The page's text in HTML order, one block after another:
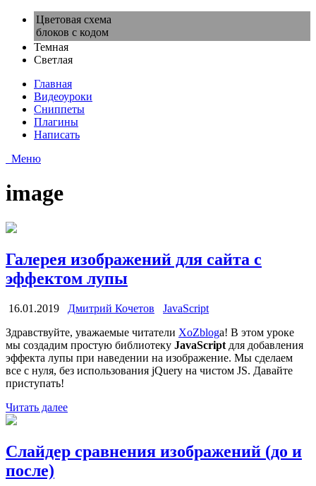
Цветовая схема
блоков с кодом
Темная
Светлая
Главная
Видеоуроки
Сниппеты
Плагины
Написать
Меню
image
Галерея изображений для сайта с
эффектом лупы
16.01.2019 Дмитрий Кочетов
JavaScript
Здравствуйте, уважаемые читатели XoZbloga! В этом уроке
мы создадим простую библиотеку JavaScript для добавления
эффекта лупы при наведении на изображение. Мы сделаем
все с нуля, без использования jQuery на чистом JS. Давайте
приступать!
Читать далее
Слайдер сравнения изображений (до и
после)